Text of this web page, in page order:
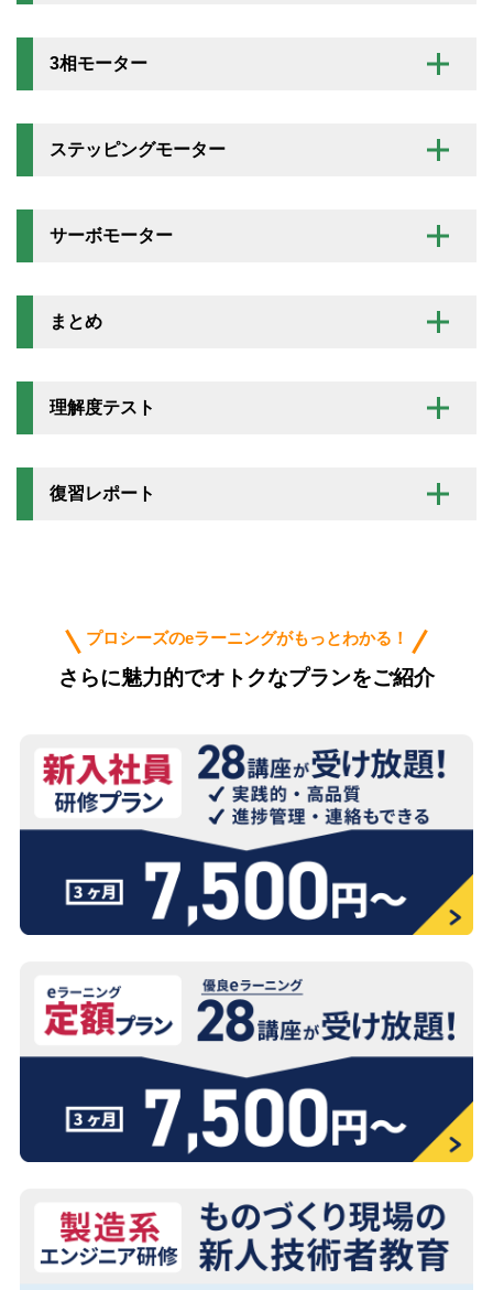
3相モーター
ステッピングモーター
サーボモーター
まとめ
理解度テスト
復習レポート
プロシーズのeラーニングがもっとわかる！
さらに魅力的でオトクなプランをご紹介